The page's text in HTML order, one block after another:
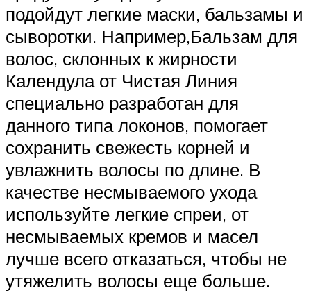
подойдут легкие маски, бальзамы и
сыворотки. Например,Бальзам для
волос, склонных к жирности
Календула от Чистая Линия
специально разработан для
данного типа локонов, помогает
сохранить свежесть корней и
увлажнить волосы по длине. В
качестве несмываемого ухода
используйте легкие спреи, от
несмываемых кремов и масел
лучше всего отказаться, чтобы не
утяжелить волосы еще больше.